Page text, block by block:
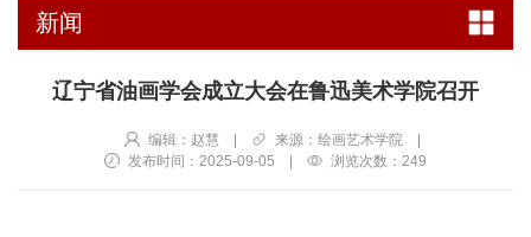
新闻
辽宁省油画学会成立大会在鲁迅美术学院召开
编辑：赵慧 | 来源：绘画艺术学院
|
发布时间：2025-09-05
| 浏览次数： 249